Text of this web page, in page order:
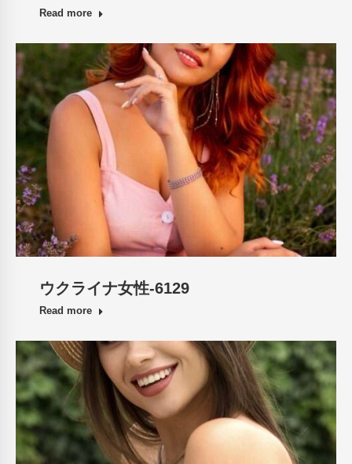
Read more
ウクライナ女性-6129
Read more